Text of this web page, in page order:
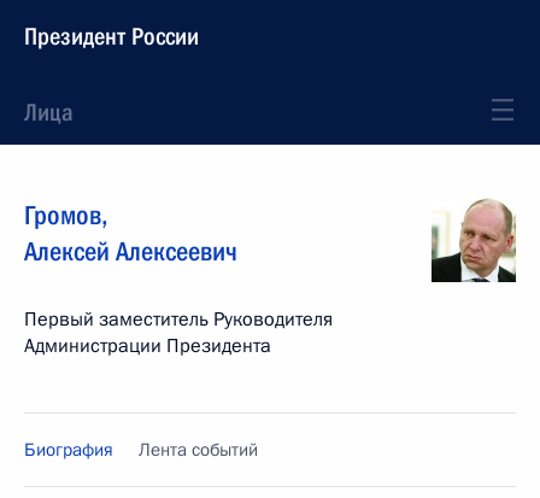
Президент России
Лица
Громов,
Алексей Алексеевич
Первый заместитель Руководителя
Администрации Президента
Биография Лента событий